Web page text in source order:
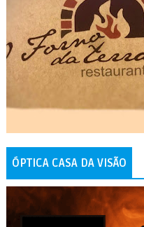
ÓPTICA CASA DA VISÃO